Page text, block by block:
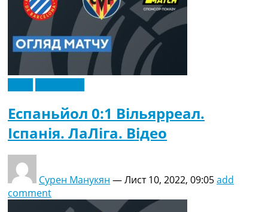
Еспаньйол 0:1 Вільярреал.
Іспанія. ЛаЛіга. Відео
Сурен Манукян —Лист 10, 2022, 09:05add
comment